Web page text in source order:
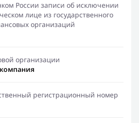
России записи об исключении
лице из государственного
организаций
организации
регистрационный номер